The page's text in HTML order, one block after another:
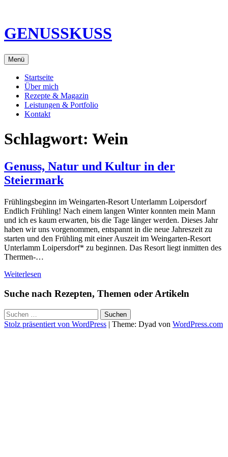
Inhalt
GENUSSKUSS
Menü
Startseite
Über mich
Rezepte & Magazin
Leistungen & Portfolio
Kontakt
Schlagwort: Wein
Genuss, Natur und Kultur in der
Steiermark
Frühlingsbeginn im Weingarten-Resort Unterlamm Loipersdorf
Endlich Frühling! Nach einem langen Winter konnten mein Mann
und ich es kaum erwarten, bis die Tage länger werden. Dieses Jahr
haben wir uns vorgenommen, entspannt in die neue Jahreszeit zu
starten und den Frühling mit einer Auszeit im Weingarten-Resort
Unterlamm Loipersdorf* zu beginnen. Das Resort liegt inmitten des
Thermen-…
Weiterlesen
Suche nach Rezepten, Themen oder Artikeln
Suchen
nach:
Stolz präsentiert von WordPress | Theme: Dyad von WordPress.com